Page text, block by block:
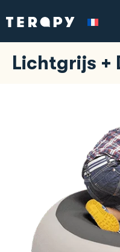
Lichtgrijs +